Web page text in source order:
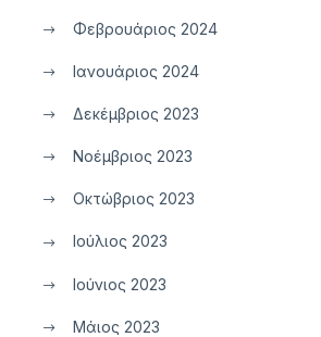
Φεβρουάριος 2024
Ιανουάριος 2024
Δεκέμβριος 2023
Νοέμβριος 2023
Οκτώβριος 2023
Ιούλιος 2023
Ιούνιος 2023
Μάιος 2023